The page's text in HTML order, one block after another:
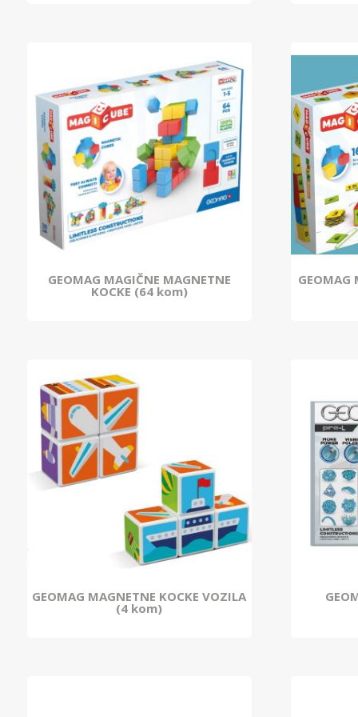
GEOMAG MAGIČNE MAGNETNE
KOCKE (64 kom)
GEOMAG
GEOMAG MAGNETNE KOCKE VOZILA
(4 kom)